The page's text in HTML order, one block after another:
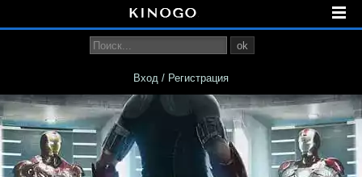
ok
Вход / Регистрация